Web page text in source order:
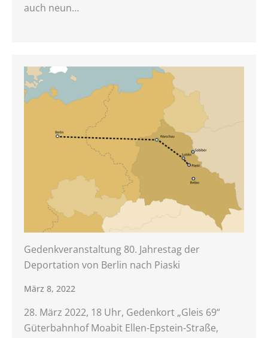
auch neun…
Gedenkveranstaltung 80. Jahrestag der
Deportation von Berlin nach Piaski
März 8, 2022
28. März 2022, 18 Uhr, Gedenkort „Gleis 69“
Güterbahnhof Moabit Ellen-Epstein-Straße,